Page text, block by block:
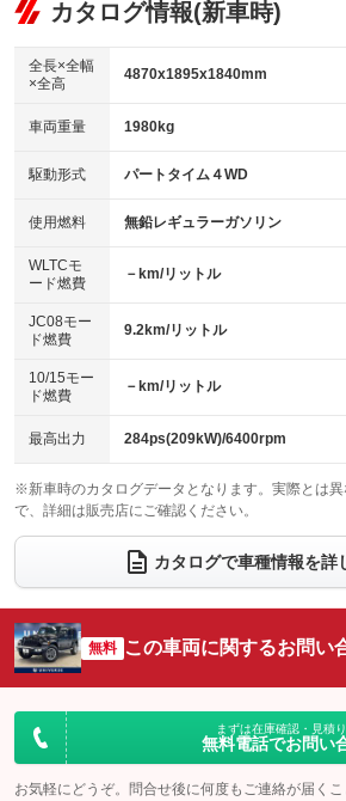
リフトアップ
：装備なし
：装備なし
パワーウィンドウ
アイドリングストップ
：装備あり
USB入力端子
：装備あり
100V電源
：装備なし
センターデフロック
：装備なし
電動格納ミラー
：装備なし
ビジュアル
：装備なし
：装備あり
革シート
キーレス
HID(キセノンライト)
：装備なし
バックカメラ
：装備あり
エアロ
：装備なし
：装備なし
パワーシート
ベンチシート
：装備なし
チップアップシート
：装備なし
：装備なし ：装
ウォークスルー
：装備なし
電動リアゲート フロ
：装
：装備なし ：装
サイドカメラ
：装備あり ルー
：装
：装備なし
：装
カタログ情報(新車時)
全長×全幅
×全高
4870x1895x1840mm
車両重量 1980kg
駆動形式 パートタイム４WD
使用燃料 無鉛レギュラーガソリン
WLTCモ
ード燃費
－km/リットル
JC08モー
ド燃費
9.2km/リットル
10/15モー
ド燃費
－km/リットル
最高出力 284ps(209kW)/6400rpm
※新車時のカタログデータとなります。実際とは
で、詳細は販売店にご確認ください。
カタログで車種情報を詳
無料 この車両に関するお問い
まずは在庫確認・見積
無料電話でお問い
お気軽にどうぞ。問合せ後に何度もご連絡が届く